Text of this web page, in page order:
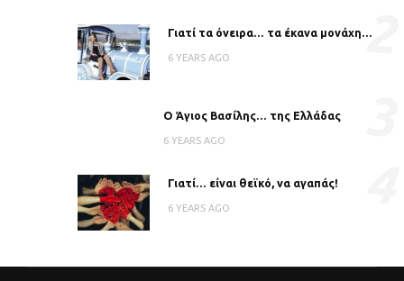
Γιατί τα όνειρα… τα έκανα μονάχη…
6 YEARS AGO 2
Ο Άγιος Βασίλης… της Ελλάδας
6 YEARS AGO
Γιατί… είναι θεϊκό, να αγαπάς!
6 YEARS AGO